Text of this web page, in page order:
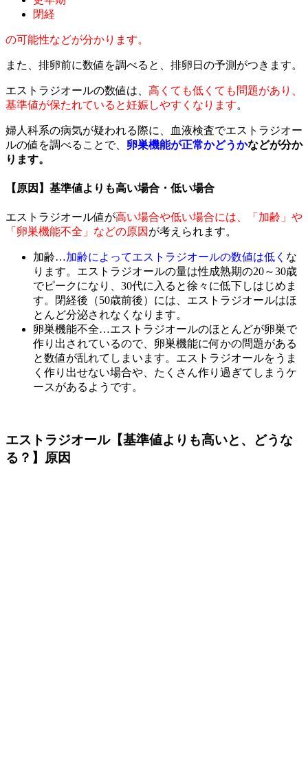
閉経
の可能性などが分かります。
また、排卵前に数値を調べると、排卵日の予測がつきます。
エストラジオールの数値は、 高くても低くても問題があり、
基準値が保たれていると妊娠しやすくなります。
婦人科系の病気が疑われる際に、血液検査でエストラジオー
ルの値を調べることで、 卵巣機能が正常かどうかなどが分か
ります。
【原因】基準値よりも高い場合・低い場合
エストラジオール値が高い場合や低い場合には、「加齢」や
「卵巣機能不全」などの原因 が考えられます。
加齢…加齢によってエストラジオールの数値は低く な
ります。エストラジオールの量は性成熟期の20～30歳
でピークになり、30代に入ると徐々に低下しはじめま
す。閉経後（50歳前後）には、エストラジオールはほ
とんど分泌されなくなります。
卵巣機能不全…エストラジオールのほとんどが卵巣で
作り出されているので、卵巣機能に何かの問題がある
と数値が乱れてしまいます。エストラジオールをうま
く作り出せない場合や、たくさん作り過ぎてしまうケ
ースがあるようです。
エストラジオール【基準値よりも高いと、どうな
る？】原因